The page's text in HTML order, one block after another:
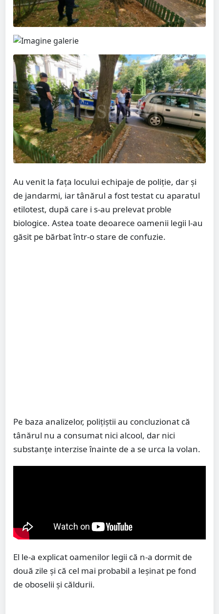
Au venit la fața locului echipaje de poliție, dar și
de jandarmi, iar tânărul a fost testat cu aparatul
etilotest, după care i s-au prelevat proble
biologice. Astea toate deoarece oamenii legii l-au
găsit pe bărbat într-o stare de confuzie.
Pe baza analizelor, polițiștii au concluzionat că
tânărul nu a consumat nici alcool, dar nici
substanțe interzise înainte de a se urca la volan.
El le-a explicat oamenilor legii că n-a dormit de
două zile și că cel mai probabil a leșinat pe fond
de oboselii și căldurii.